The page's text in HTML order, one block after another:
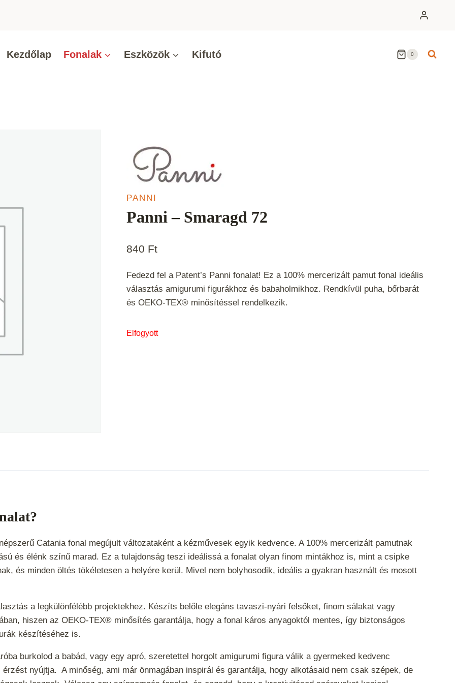
Kezdőlap Fonalak Eszközök Kifutó 0
PANNI
Panni – Smaragd 72
840 Ft
Fedezd fel a Patent’s Panni fonalat! Ez a 100% mercerizált pamut fonal ideális
választás amigurumi figurákhoz és babaholmikhoz. Rendkívül puha, bőrbarát
és OEKO-TEX® minősítéssel rendelkezik.
Elfogyott
Catania fonal megújult változataként a kézművesek egyik kedvence. A 100% mercerizált pamutnak
és élénk színű marad. Ez a tulajdonság teszi ideálissá a fonalat olyan finom mintákhoz is, mint a csipke
és minden öltés tökéletesen a helyére kerül. Mivel nem bolyhosodik, ideális a gyakran használt és mosott
a legkülönfélébb projektekhez. Készíts belőle elegáns tavaszi-nyári felsőket, finom sálakat vagy
hiszen az OEKO-TEX® minősítés garantálja, hogy a fonal káros anyagoktól mentes, így biztonságos
készítéséhez is.
burkolod a babád, vagy egy apró, szeretettel horgolt amigurumi figura válik a gyermeked kedvenc
érzést nyújtja. A minőség, ami már önmagában inspirál és garantálja, hogy alkotásaid nem csak szépek, de